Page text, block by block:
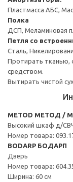
Пластмасса АБС,
Полка
ДСП, Меламиновая
Петля со
Сталь,
Протирать тканью,
средством.
Вытирать чистой
METOD МЕТОД /
Высокий шкаф д/
Номер товара:
BODARP БОДАРП
Дверь
Номер товара:
Ширина: 60 см